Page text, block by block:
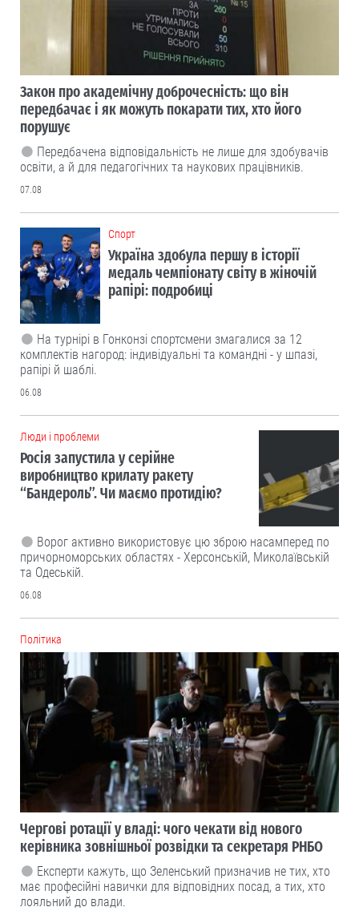
Закон про академічну доброчесність: що він
передбачає і як можуть покарати тих, хто його
порушує
Передбачена відповідальність не лише для здобувачів
освіти, а й для педагогічних та наукових працівників.
07.08
Cпорт
Україна здобула першу в історії
медаль чемпіонату світу в жіночій
рапірі: подробиці
На турнірі в Гонконзі спортсмени змагалися за 12
комплектів нагород: індивідуальні та командні - у шпазі,
рапірі й шаблі.
06.08
Люди і проблеми
Росія запустила у серійне
виробництво крилату ракету
“Бандероль”. Чи маємо протидію?
Ворог активно використовує цю зброю насамперед по
причорноморських областях - Херсонській, Миколаївській
та Одеській.
06.08
Політика
Чергові ротації у владі: чого чекати від нового
керівника зовнішньої розвідки та секретаря РНБО
Експерти кажуть, що Зеленський призначив не тих, хто
має професійні навички для відповідних посад, а тих, хто
лояльний до влади.